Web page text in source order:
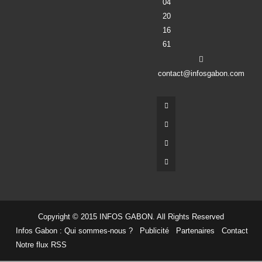
04
20
16
61
contact@infosgabon.com
Copyright © 2015 INFOS GABON. All Rights Reserved
Infos Gabon : Qui sommes-nous ?
Publicité Partenaires
Contact
Notre flux RSS